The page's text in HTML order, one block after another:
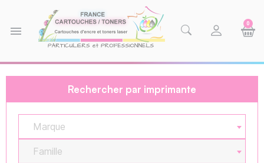
menu
0
Rechercher par imprimante
Marque
Famille